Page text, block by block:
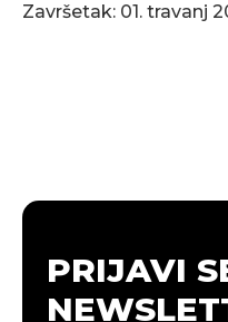
Završetak: 01. travanj
PRIJAVI